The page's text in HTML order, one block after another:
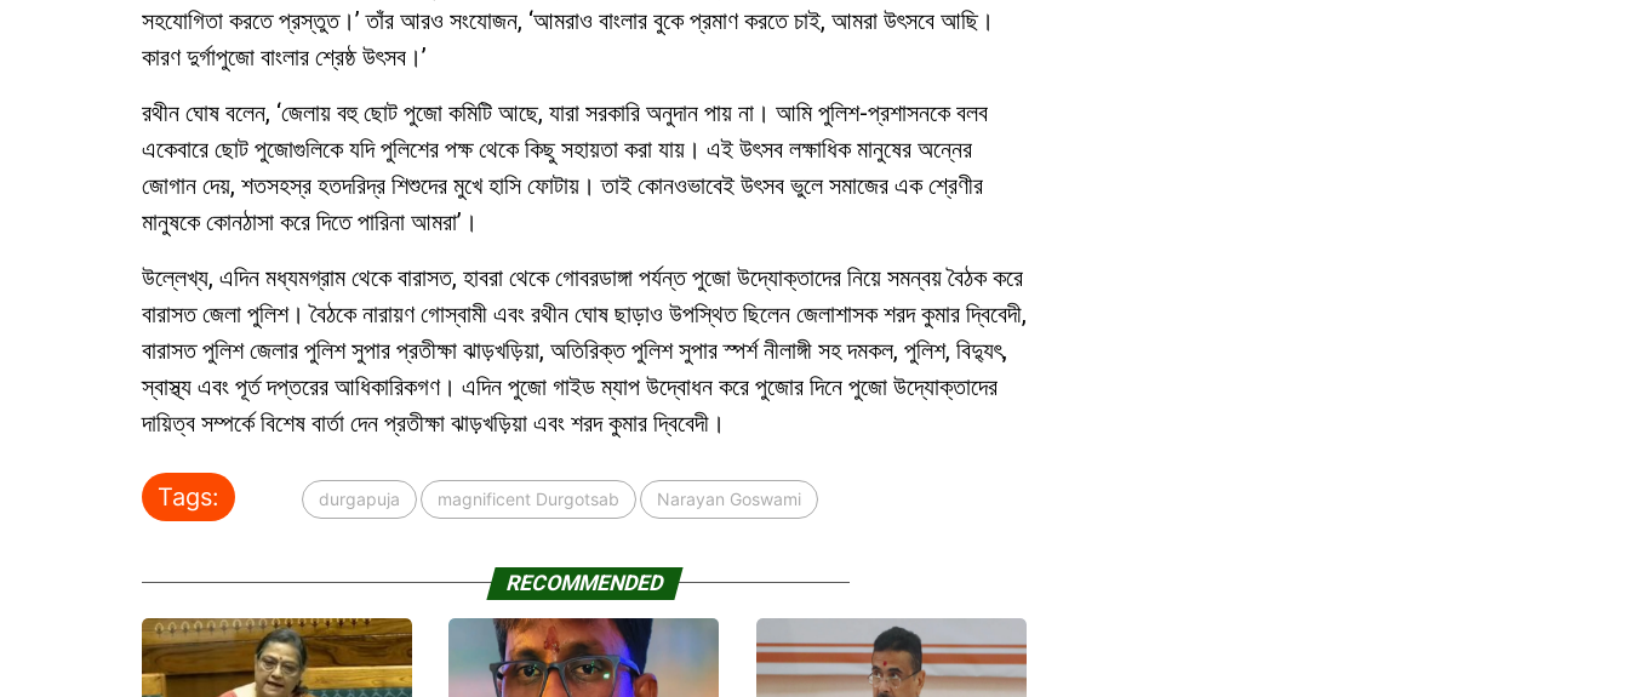
সহযোগিতা করতে প্রস্তুত।’ তাঁর আরও সংযোজন, ‘আমরাও বাংলার বুকে প্রমাণ করতে চাই, আমরা উৎসবে আছি।
কারণ দুর্গাপুজো বাংলার শ্রেষ্ঠ উৎসব।’
রথীন ঘোষ বলেন, ‘জেলায় বহু ছোট পুজো কমিটি আছে, যারা সরকারি অনুদান পায় না। আমি পুলিশ-প্রশাসনকে বলব
একেবারে ছোট পুজোগুলিকে যদি পুলিশের পক্ষ থেকে কিছু সহায়তা করা যায়। এই উৎসব লক্ষাধিক মানুষের অন্নের
জোগান দেয়, শতসহস্র হতদরিদ্র শিশুদের মুখে হাসি ফোটায়। তাই কোনওভাবেই উৎসব ভুলে সমাজের এক শ্রেণীর
মানুষকে কোনঠাসা করে দিতে পারিনা আমরা’।
উল্লেখ্য, এদিন মধ্যমগ্রাম থেকে বারাসত, হাবরা থেকে গোবরডাঙ্গা পর্যন্ত পুজো উদ্যোক্তাদের নিয়ে সমন্বয় বৈঠক করে
বারাসত জেলা পুলিশ। বৈঠকে নারায়ণ গোস্বামী এবং রথীন ঘোষ ছাড়াও উপস্থিত ছিলেন জেলাশাসক শরদ কুমার দ্বিবেদী,
বারাসত পুলিশ জেলার পুলিশ সুপার প্রতীক্ষা ঝাড়খড়িয়া, অতিরিক্ত পুলিশ সুপার স্পর্শ নীলাঙ্গী সহ দমকল, পুলিশ, বিদ্যুৎ,
স্বাস্থ্য এবং পূর্ত দপ্তরের আধিকারিকগণ। এদিন পুজো গাইড ম্যাপ উদ্বোধন করে পুজোর দিনে পুজো উদ্যোক্তাদের
দায়িত্ব সম্পর্কে বিশেষ বার্তা দেন প্রতীক্ষা ঝাড়খড়িয়া এবং শরদ কুমার দ্বিবেদী।
Tags: durgapuja magnificent Durgotsab Narayan Goswami
RECOMMENDED